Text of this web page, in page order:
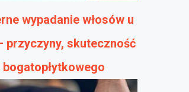
wypadanie włosów u
przyczyny, skuteczność